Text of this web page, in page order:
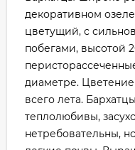
декоративном
цветущий, с
побегами, высотой
диаметре.
всего лета.
теплолюбивы,
нетребовательны,